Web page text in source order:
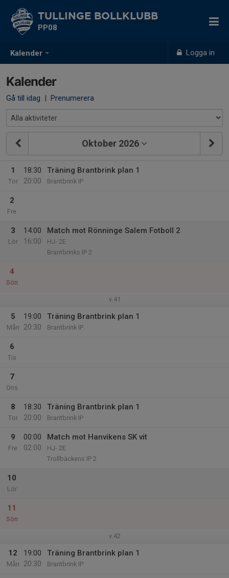
Kalender Logga in
TULLINGE BOLLKLUBB
PP08
Kalender
Gå till idag | Prenumerera
Oktober 2026
1
Tor
18:30
20:00
Träning Brantbrink plan 1
Brantbrink IP
2
Fre
3
Lör
14:00
16:00
Match mot Rönninge Salem Fotboll 2
HJ- 2E
Brantbrinks IP 2
4
Sön
v.41
5
Mån
19:00
20:30
Träning Brantbrink plan 1
Brantbrink IP
6
Tis
7
Ons
8
Tor
18:30
20:00
Träning Brantbrink plan 1
Brantbrink IP
9
Fre
00:00
02:00
Match mot Hanvikens SK vit
HJ- 2E
Trollbäckens IP 2
10
Lör
11
Sön
v.42
12
Mån
19:00
20:30
Träning Brantbrink plan 1
Brantbrink IP